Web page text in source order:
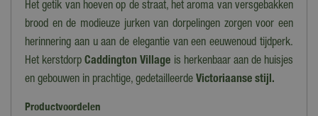
Het getik van hoeven op de straat, het aroma van versgebakken
brood en de modieuze jurken van dorpelingen zorgen voor een
herinnering aan u aan de elegantie van een eeuwenoud tijdperk.
Het kerstdorpCaddington Village is herkenbaar aan de huisjes
en gebouwen in prachtige, gedetailleerde Victoriaanse stijl.
Productvoordelen